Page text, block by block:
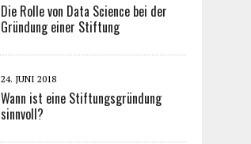
Die Rolle von Data Science bei der
Gründung einer Stiftung
24. JUNI 2018
Wann ist eine Stiftungsgründung
sinnvoll?